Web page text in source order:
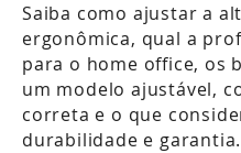
Saiba como ajustar a
ergonômica, qual a
para o home office, os
um modelo ajustável,
correta e o que
durabilidade e garantia.